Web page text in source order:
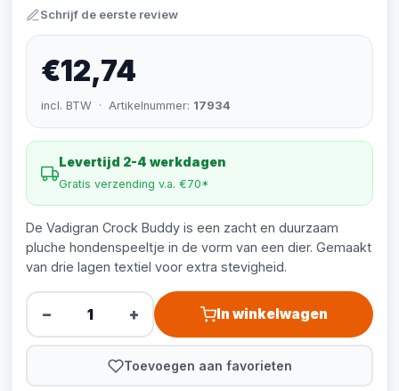
Schrijf de eerste review
€12,74
incl. BTW · Artikelnummer: 17934
Levertijd 2-4 werkdagen
Gratis verzending v.a. €70*
De Vadigran Crock Buddy is een zacht en duurzaam
pluche hondenspeeltje in de vorm van een dier. Gemaakt
van drie lagen textiel voor extra stevigheid.
− + In winkelwagen
Toevoegen aan favorieten